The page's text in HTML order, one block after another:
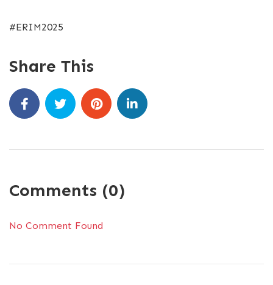
#ERIM2025
Share This
Comments (0)
No Comment Found